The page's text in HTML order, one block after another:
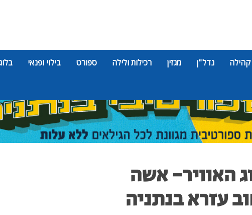
קהילה נדל"ן מגזין רכילות ולילה ספורט בילוי ופנאי
האוויר- אשה
עזרא בנתניה